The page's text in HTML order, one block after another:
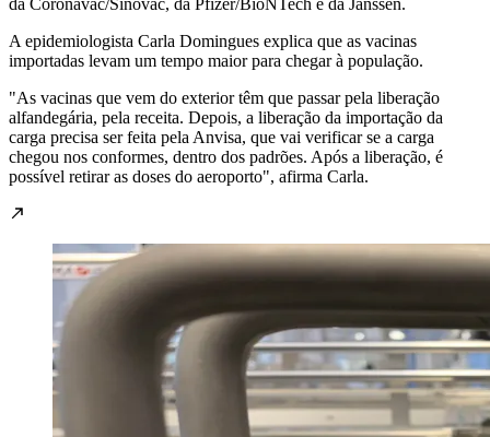
da Coronavac/Sinovac, da Pfizer/BioNTech e da Janssen.
A epidemiologista Carla Domingues explica que as vacinas
importadas levam um tempo maior para chegar à população.
"As vacinas que vem do exterior têm que passar pela liberação
alfandegária, pela receita. Depois, a liberação da importação da
carga precisa ser feita pela Anvisa, que vai verificar se a carga
chegou nos conformes, dentro dos padrões. Após a liberação, é
possível retirar as doses do aeroporto", afirma Carla.